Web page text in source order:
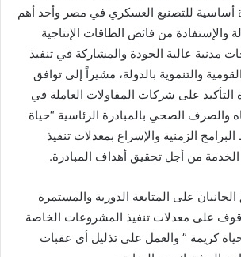
أساسية للتصنيع العسكري في مصر وأحد أهم
والإستفادة من فائض الطاقات الإنتاجية
مدنية عالية الجودة والمشاركة في تنفيذ
والتنموية بالدولة، مشيراً إلى توافق
التأكيد على شركات المقاولات العاملة في
والصرف الصحي بالمبادرة الرئاسية “حياة
الزمنية والإسراع بمعدلات تنفيذ
من أجل تحقيق أهداف المبادرة.
الجانبان على المتابعة الدورية والمستمرة
على معدلات تنفيذ المشروعات الخاصة
حياة كريمة ” والعمل على تذليل أى عقبات